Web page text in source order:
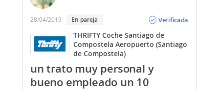
28/04/2019 En pareja
Verificada
THRIFTY Coche Santiago de
Compostela Aeropuerto (Santiago
de Compostela)
un trato muy personal y
bueno empleado un 10